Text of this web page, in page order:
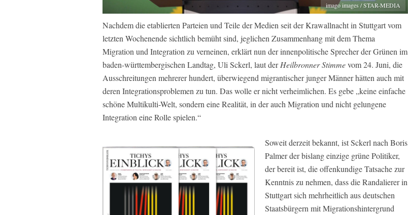
imago images / STAR-MEDIA
Nachdem die etablierten Parteien und Teile der Medien seit der Krawallnacht in Stuttgart vom
letzten Wochenende sichtlich bemüht sind, jeglichen Zusammenhang mit dem Thema
Migration und Integration zu verneinen, erklärt nun der innenpolitische Sprecher der Grünen im
baden-württembergischen Landtag, Uli Sckerl, laut derHeilbronner Stimmevom 24. Juni, die
Ausschreitungen mehrerer hundert, überwiegend migrantischer junger Männer hätten auch mit
deren Integrationsproblemen zu tun. Das wolle er nicht verheimlichen. Es gebe „keine einfache
schöne Multikulti-Welt, sondern eine Realität, in der auch Migration und nicht gelungene
Integration eine Rolle spielen.“
Soweit derzeit bekannt, ist Sckerl nach Boris
Palmer der bislang einzige grüne Politiker,
der bereit ist, die offenkundige Tatsache zur
Kenntnis zu nehmen, dass die Randalierer in
Stuttgart sich mehrheitlich aus deutschen
Staatsbürgern mit Migrationshintergrund